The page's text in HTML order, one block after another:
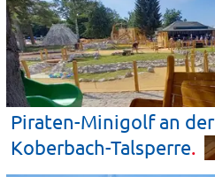
Piraten-Minigolf an der
Koberbach-Talsperre